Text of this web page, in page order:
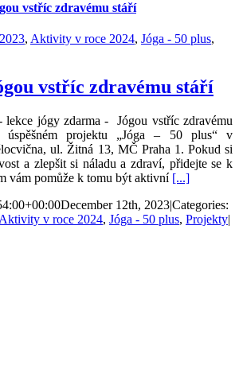
vstříc zdravému stáří
, Aktivity v roce 2024, Jóga - 50 plus,
vstříc zdravému stáří
lekce jógy zdarma - Jógou vstříc zdravému
úspěšném projektu „Jóga – 50 plus“ v
ul. Žitná 13, MČ Praha 1. Pokud si
a zlepšit si náladu a zdraví, přidejte se k
vám pomůže k tomu být aktivní [...]
December 12th, 2023|Categories:
Aktivity v roce 2024, Jóga - 50 plus, Projekty|